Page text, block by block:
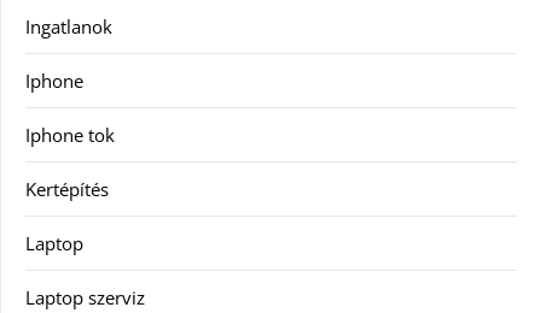
Ingatlanok
Iphone
Iphone tok
Kertépítés
Laptop
Laptop szerviz